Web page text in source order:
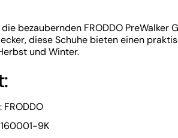
bezaubernden FRODDO PreWalker
diese Schuhe bieten einen
und Winter.
9K